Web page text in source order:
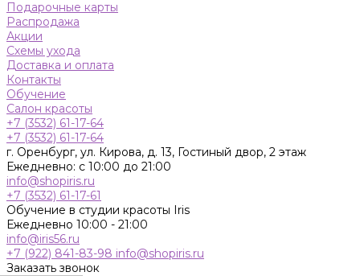
Подарочные карты
Распродажа
Акции
Схемы ухода
Доставка и оплата
Контакты
Обучение
Салон красоты
+7 (3532) 61-17-64
+7 (3532) 61-17-64
г. Оренбург, ул. Кирова, д. 13, Гостиный двор, 2 этаж
Ежедневно: с 10:00 до 21:00
info@shopiris.ru
+7 (3532) 61-17-61
Обучение в студии красоты Iris
Ежедневно 10:00 - 21:00
info@iris56.ru
+7 (922) 841-83-98 info@shopiris.ru
Заказать звонок